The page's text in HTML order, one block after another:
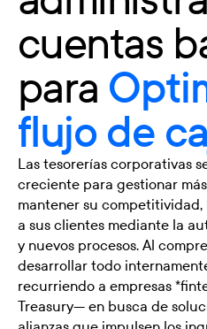
cuentas
para
flujo de
Las tesorerías corporativas
creciente para gestionar
mantener su
a sus clientes mediante la
y nuevos procesos. Al
desarrollar todo
recurriendo a empresas
Treasury— en busca de